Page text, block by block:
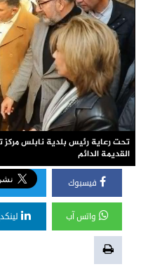
تحت رعاية رئيس بلدية نابلس مركز
القديمة الدائم
فيسبوك
واتس آب